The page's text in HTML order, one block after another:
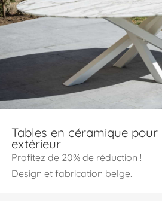
Tables en céramique
extérieur
Profitez de 20% de réduction !
Design et fabrication belge.